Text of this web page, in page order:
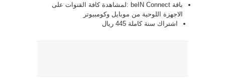
باقة beIN Connect :لمشاهدة كافة القنوات على
الاجهزة اللوحية من موبايل وكومبيوتر
اشتراك سنة كاملة 445 ريال